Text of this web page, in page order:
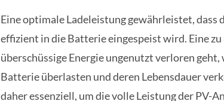
Eine optimale Ladeleistung gewährleistet, dass
effizient in die Batterie eingespeist wird. Eine
überschüssige Energie ungenutzt verloren
Batterie überlasten und deren Lebensdauer
daher essenziell, um die volle Leistung der PV-